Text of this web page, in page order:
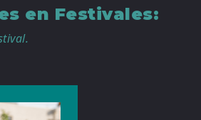
en Festivales: